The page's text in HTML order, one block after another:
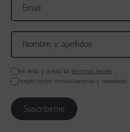
He leído y acepto los términos legales
Acepto recibir comunicaciones y novedades